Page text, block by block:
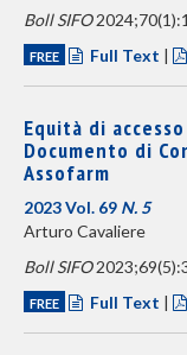
Boll SIFO
FREE Full Text |
Equità di
Documento di
Assofarm
2023 Vol. 69 N. 5
Arturo Cavaliere
Boll SIFO
FREE Full Text |